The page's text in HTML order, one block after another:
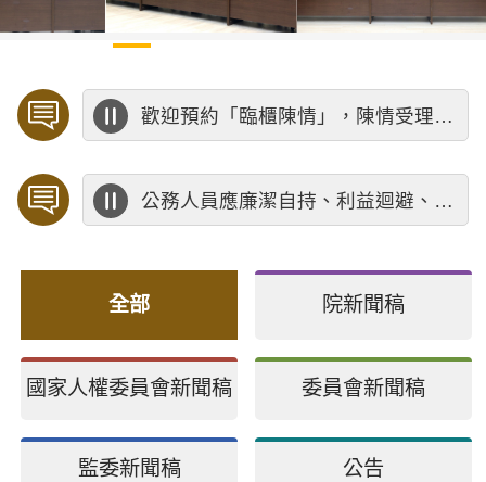
歡迎預約「臨櫃陳情」，陳情受理中心將優先排定人員與您接談，釐清案情爭點後收案處理，以節省您的寶貴時間。
公務人員應廉潔自持、利益迴避、依法公正執行公務～考試院公務人員保障暨培訓委員會～
全部 院新聞稿
國家人權委員會新聞稿 委員會新聞稿
監委新聞稿 公告